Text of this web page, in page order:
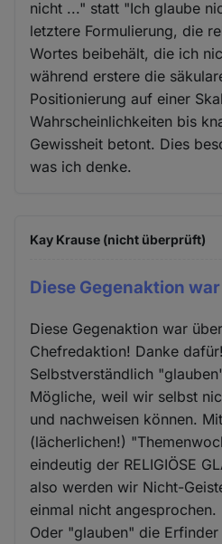
nicht ..." statt "Ich glaube
letztere Formulierung, die
Wortes beibehält, die ich
während erstere die
Positionierung auf einer
Wahrscheinlichkeiten bis
Gewissheit betont. Dies
was ich denke.
Kay Krause (nicht überprüft)
Diese Gegenaktion war
Diese Gegenaktion war
Chefredaktion! Danke dafür!
Selbstverständlich
Mögliche, weil wir selbst
und nachweisen können.
(lächerlichen!)
eindeutig der RELIGIÖSE
also werden wir Nicht-
einmal nicht angesprochen.
Oder "glauben" die